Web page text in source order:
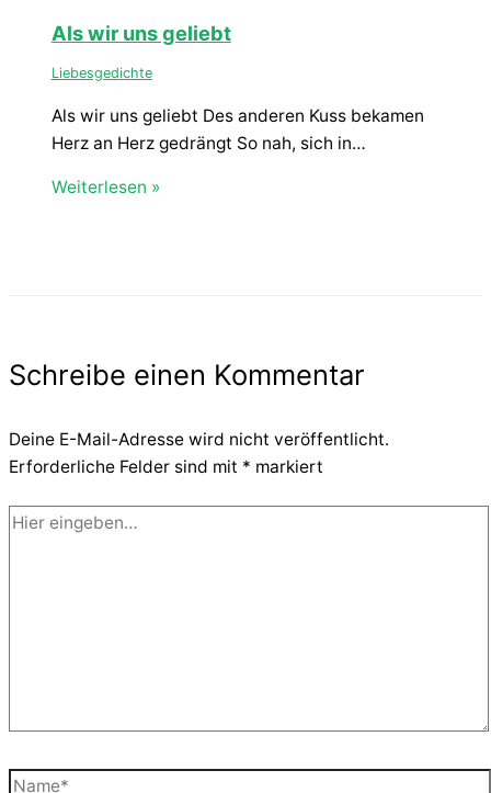
Als wir uns geliebt
Liebesgedichte
Als wir uns geliebt Des anderen Kuss bekamen
Herz an Herz gedrängt So nah, sich in…
Weiterlesen »
Schreibe einen Kommentar
Deine E-Mail-Adresse wird nicht veröffentlicht.
Erforderliche Felder sind mit * markiert
Hier
Name*